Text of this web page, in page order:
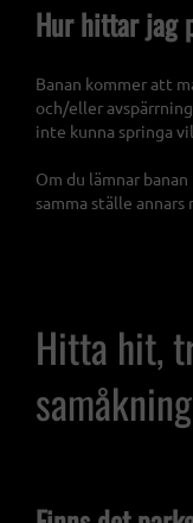
Hur hittar jag
Banan kommer att
och/eller
inte kunna springa
Om du lämnar
samma ställe
Hitta hit,